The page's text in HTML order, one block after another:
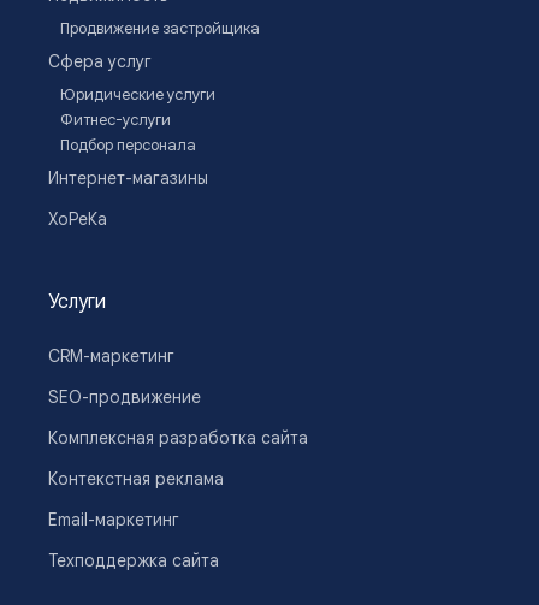
Продвижение застройщика
Сфера услуг
Юридические услуги
Фитнес-услуги
Подбор персонала
Интернет-магазины
ХоРеКа
Услуги
CRM-маркетинг
SEO-продвижение
Комплексная разработка сайта
Контекстная реклама
Email-маркетинг
Техподдержка сайта